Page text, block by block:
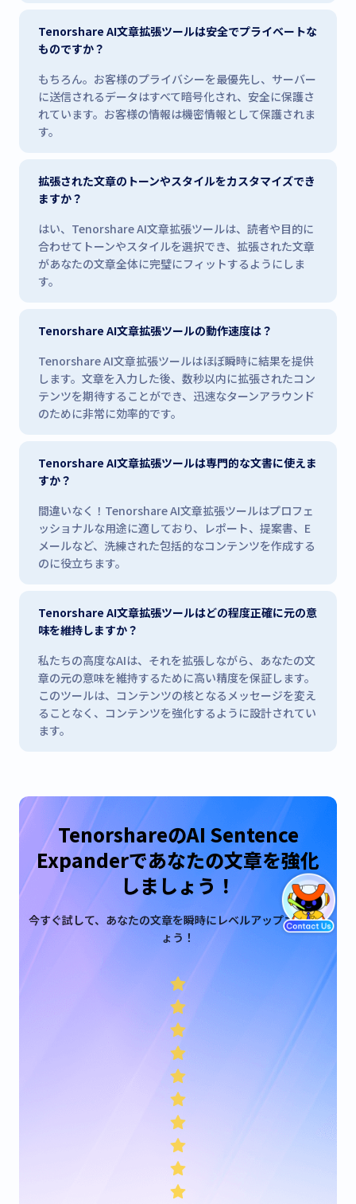
Tenorshare AI文章拡張ツールは安全でプライベートな
ものですか？
もちろん。お客様のプライバシーを最優先し、サーバー
に送信されるデータはすべて暗号化され、安全に保護さ
れています。お客様の情報は機密情報として保護されま
す。
拡張された文章のトーンやスタイルをカスタマイズでき
ますか？
はい、Tenorshare AI文章拡張ツールは、読者や目的に
合わせてトーンやスタイルを選択でき、拡張された文章
があなたの文章全体に完璧にフィットするようにしま
す。
Tenorshare AI文章拡張ツールの動作速度は？
Tenorshare AI文章拡張ツールはほぼ瞬時に結果を提供
します。文章を入力した後、数秒以内に拡張されたコン
テンツを期待することができ、迅速なターンアラウンド
のために非常に効率的です。
Tenorshare AI文章拡張ツールは専門的な文書に使えま
すか？
間違いなく！Tenorshare AI文章拡張ツールはプロフェ
ッショナルな用途に適しており、レポート、提案書、E
メールなど、洗練された包括的なコンテンツを作成する
のに役立ちます。
Tenorshare AI文章拡張ツールはどの程度正確に元の意
味を維持しますか？
私たちの高度なAIは、それを拡張しながら、あなたの文
章の元の意味を維持するために高い精度を保証します。
このツールは、コンテンツの核となるメッセージを変え
ることなく、コンテンツを強化するように設計されてい
ます。
TenorshareのAI Sentence
Expanderであなたの文章を強化
しましょう！
今すぐ試して、あなたの文章を瞬時にレベルアップさせまし
ょう！